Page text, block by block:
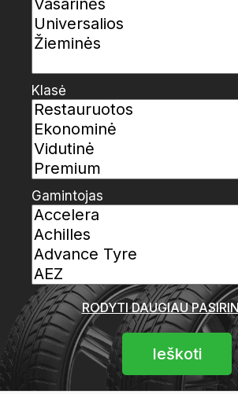
Klasė
Gamintojas
RODYTI DAUGIAU